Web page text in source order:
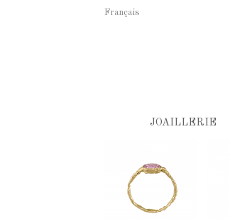
Français
JOAILLERIE